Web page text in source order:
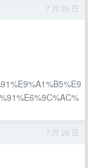
7 月 26 日
7 月 26 日